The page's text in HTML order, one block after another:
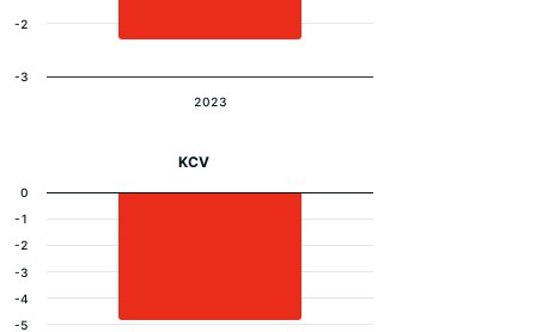
2023
-3
-2
KCV
-5
-4
-3
-2
-1
0